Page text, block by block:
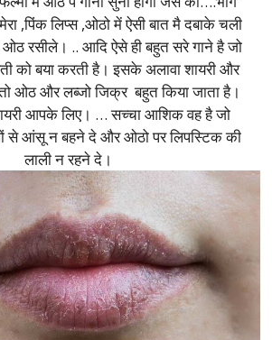
,पिंक लिप्स ,ओठो में ऐसी बात मै दबाके चली
रसीले। .. आदि ऐसे ही बहुत सरे गाने है जो
को बया करती है। इसके अलावा शायरी और
ओठ और लब्जो जिक्र बहुत किया जाता है।
आपके लिए। … सच्चा आशिक वह है जो
से आंसू न बहने दे और ओठो पर लिपस्टिक की
लाली न रहने दे।